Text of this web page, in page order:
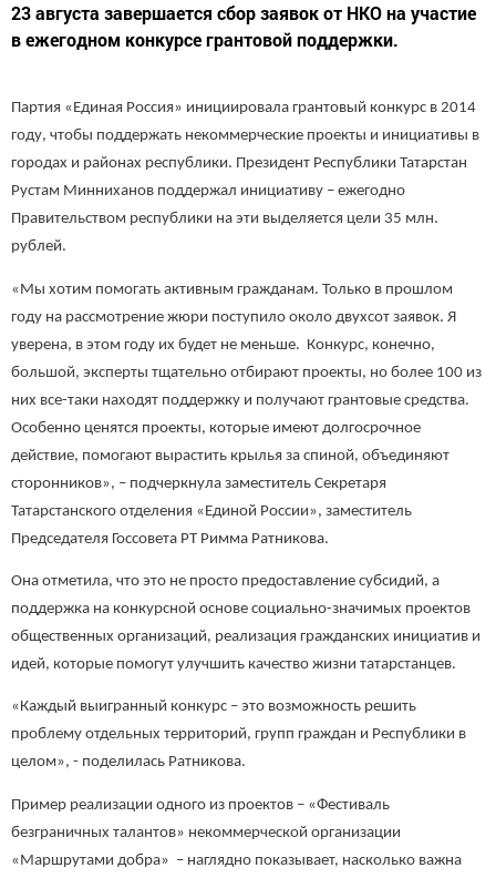
23 августа завершается сбор заявок от НКО на участие
в ежегодном конкурсе грантовой поддержки.
Партия «Единая Россия» инициировала грантовый конкурс в 2014
году, чтобы поддержать некоммерческие проекты и инициативы в
городах и районах республики. Президент Республики Татарстан
Рустам Минниханов поддержал инициативу – ежегодно
Правительством республики на эти выделяется цели 35 млн.
рублей.
«Мы хотим помогать активным гражданам. Только в прошлом
году на рассмотрение жюри поступило около двухсот заявок. Я
уверена, в этом году их будет не меньше. Конкурс, конечно,
большой, эксперты тщательно отбирают проекты, но более 100 из
них все-таки находят поддержку и получают грантовые средства.
Особенно ценятся проекты, которые имеют долгосрочное
действие, помогают вырастить крылья за спиной, объединяют
сторонников», – подчеркнула заместитель Секретаря
Татарстанского отделения «Единой России», заместитель
Председателя Госсовета РТ Римма Ратникова.
Она отметила, что это не просто предоставление субсидий, а
поддержка на конкурсной основе социально-значимых проектов
общественных организаций, реализация гражданских инициатив и
идей, которые помогут улучшить качество жизни татарстанцев.
«Каждый выигранный конкурс – это возможность решить
проблему отдельных территорий, групп граждан и Республики в
целом», - поделилась Ратникова.
Пример реализации одного из проектов – «Фестиваль
безграничных талантов» некоммерческой организации
«Маршрутами добра» – наглядно показывает, насколько важна